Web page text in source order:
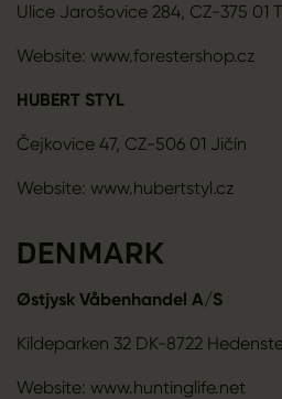
Ulice Jarošovice 284, CZ-375 01
Website: www.forestershop.cz
HUBERT STYL
Čejkovice 47, CZ-506 01 Jičín
Website: www.hubertstyl.cz
DENMARK
Østjysk Våbenhandel A/S
Kildeparken 32 DK-8722
Website: www.huntinglife.net